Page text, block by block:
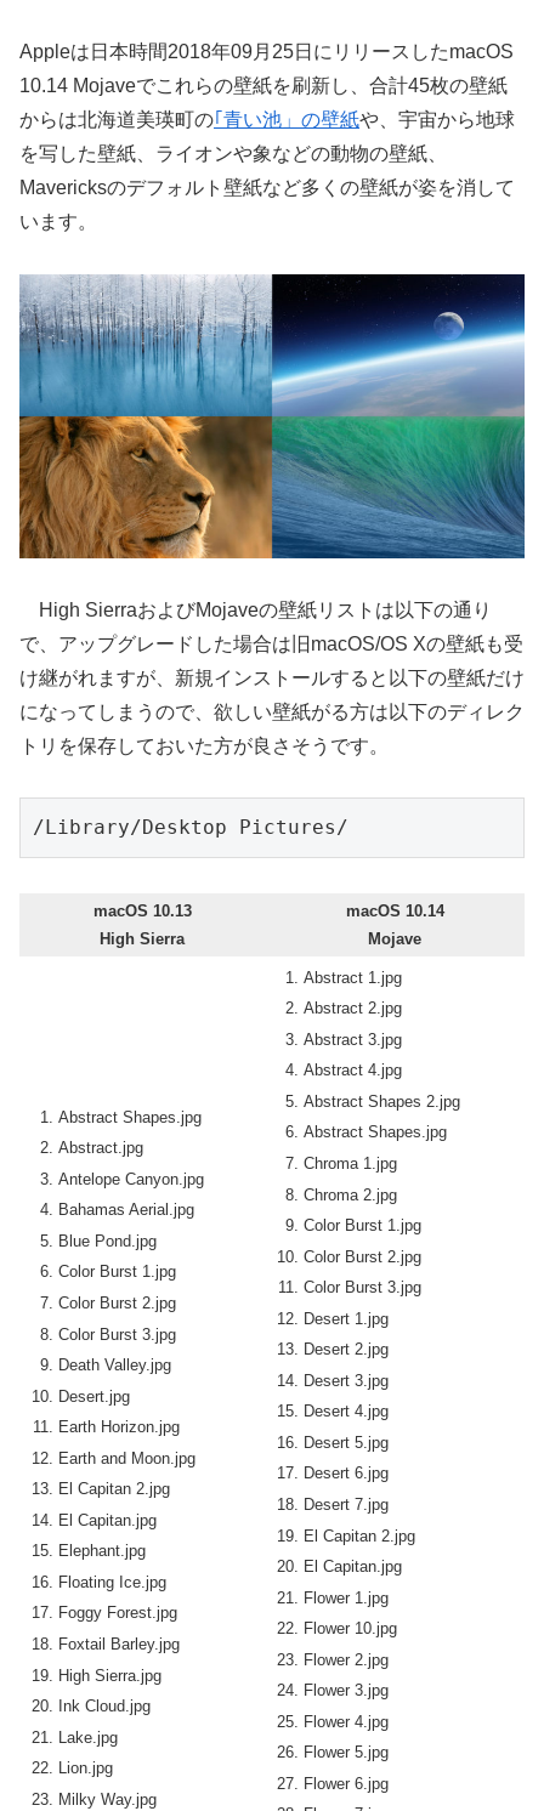
Appleは日本時間2018年09月25日にリリースしたmacOS
10.14 Mojaveでこれらの壁紙を刷新し、合計45枚の壁紙
からは北海道美瑛町の｢青い池」の壁紙や、宇宙から地球
を写した壁紙、ライオンや象などの動物の壁紙、
Mavericksのデフォルト壁紙など多くの壁紙が姿を消して
います。
High SierraおよびMojaveの壁紙リストは以下の通り
で、アップグレードした場合は旧macOS/OS Xの壁紙も受
け継がれますが、新規インストールすると以下の壁紙だけ
になってしまうので、欲しい壁紙がる方は以下のディレク
トリを保存しておいた方が良さそうです。
/Library/Desktop Pictures/
macOS 10.13
High Sierra
macOS 10.14
Mojave
Abstract Shapes.jpg
Abstract.jpg
Antelope Canyon.jpg
Bahamas Aerial.jpg
Blue Pond.jpg
Color Burst 1.jpg
Color Burst 2.jpg
Color Burst 3.jpg
Death Valley.jpg
Desert.jpg
Earth Horizon.jpg
Earth and Moon.jpg
El Capitan 2.jpg
El Capitan.jpg
Elephant.jpg
Floating Ice.jpg
Foggy Forest.jpg
Foxtail Barley.jpg
High Sierra.jpg
Ink Cloud.jpg
Lake.jpg
Lion.jpg
Milky Way.jpg
Abstract 1.jpg
Abstract 2.jpg
Abstract 3.jpg
Abstract 4.jpg
Abstract Shapes 2.jpg
Abstract Shapes.jpg
Chroma 1.jpg
Chroma 2.jpg
Color Burst 1.jpg
Color Burst 2.jpg
Color Burst 3.jpg
Desert 1.jpg
Desert 2.jpg
Desert 3.jpg
Desert 4.jpg
Desert 5.jpg
Desert 6.jpg
Desert 7.jpg
El Capitan 2.jpg
El Capitan.jpg
Flower 1.jpg
Flower 10.jpg
Flower 2.jpg
Flower 3.jpg
Flower 4.jpg
Flower 5.jpg
Flower 6.jpg